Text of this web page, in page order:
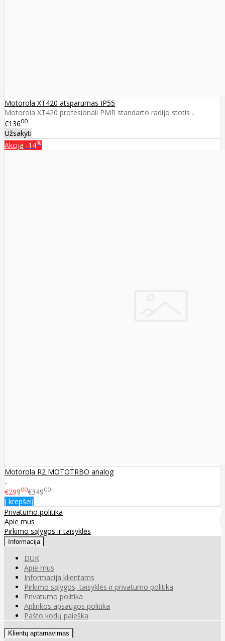
Motorola XT420 atsparumas IP55
Motorola XT420 profesionali PMR standarto radijo stotis ..
€13600
Užsakyti
Akcija -14%
Motorola R2 MOTOTRBO analog
..
€29900€34900
Į krepšelį
Privatumo politika
Apie mus
Pirkimo sąlygos ir taisyklės
Informacija
DUK
Apie mus
Informacija klientams
Pirkimo sąlygos, taisyklės ir privatumo politika
Privatumo politika
Aplinkos apsaugos politika
Pašto kodų paieška
Klientų aptarnavimas